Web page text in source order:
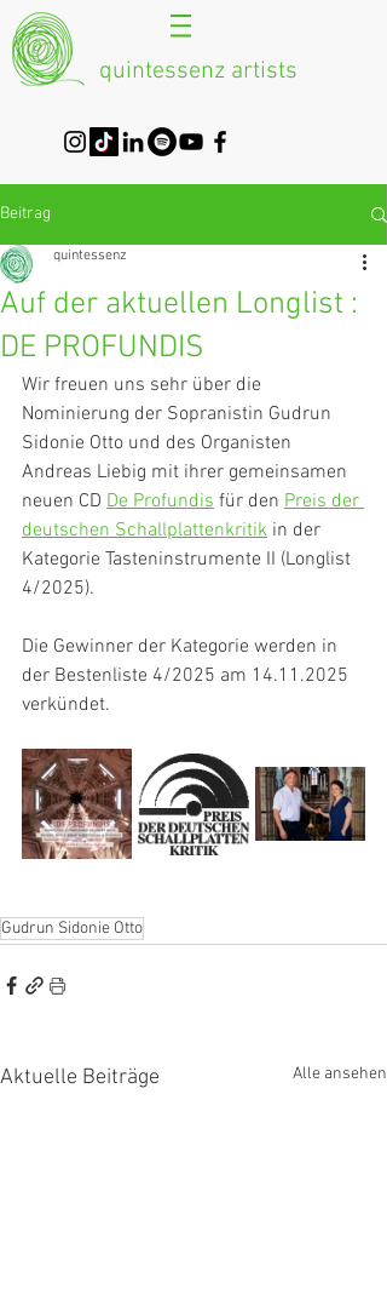
quintessenz artists
Beitrag
Auf der aktuellen Longlist :
DE PROFUNDIS
quintessenz
Wir freuen uns sehr über die
Nominierung der Sopranistin Gudrun
Sidonie Otto und des Organisten
Andreas Liebig mit ihrer gemeinsamen
neuen CD De Profundis für den Preis der
deutschen Schallplattenkritik in der
Kategorie Tasteninstrumente II (Longlist
4/2025).
Die Gewinner der Kategorie werden in
der Bestenliste 4/2025 am 14.11.2025
verkündet.
Gudrun Sidonie Otto
Aktuelle Beiträge Alle ansehen